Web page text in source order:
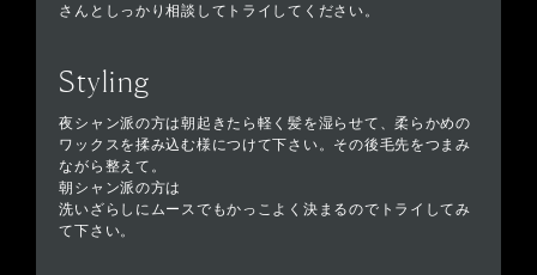
さんとしっかり相談してトライしてください。
Styling
夜シャン派の方は朝起きたら軽く髪を湿らせて、柔らかめの
ワックスを揉み込む様につけて下さい。その後毛先をつまみ
ながら整えて。
朝シャン派の方は
洗いざらしにムースでもかっこよく決まるのでトライしてみ
て下さい。